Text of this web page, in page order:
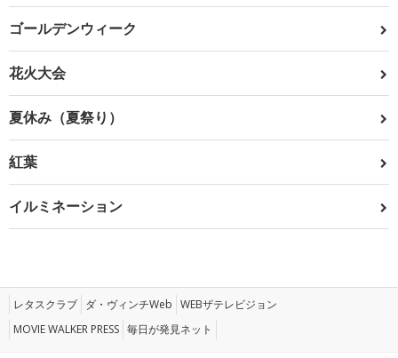
ゴールデンウィーク
花火大会
夏休み（夏祭り）
紅葉
イルミネーション
レタスクラブ ダ・ヴィンチWeb WEBザテレビジョン
MOVIE WALKER PRESS 毎日が発見ネット